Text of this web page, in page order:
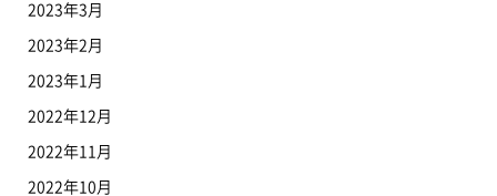
2023年3月
2023年2月
2023年1月
2022年12月
2022年11月
2022年10月